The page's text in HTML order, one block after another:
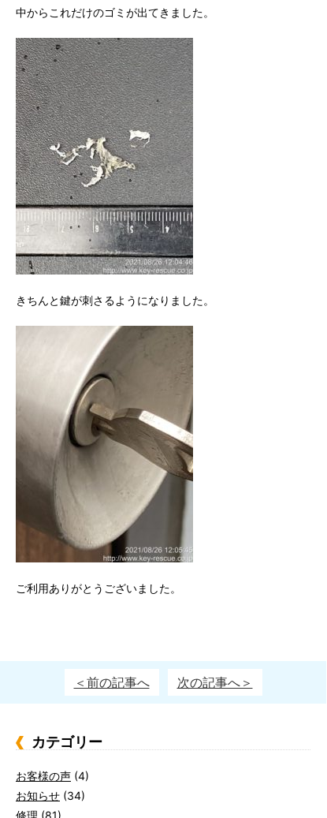
中からこれだけのゴミが出てきました。
きちんと鍵が刺さるようになりました。
ご利用ありがとうございました。
＜前の記事へ 次の記事へ＞
カテゴリー
お客様の声 (4)
お知らせ (34)
修理 (81)